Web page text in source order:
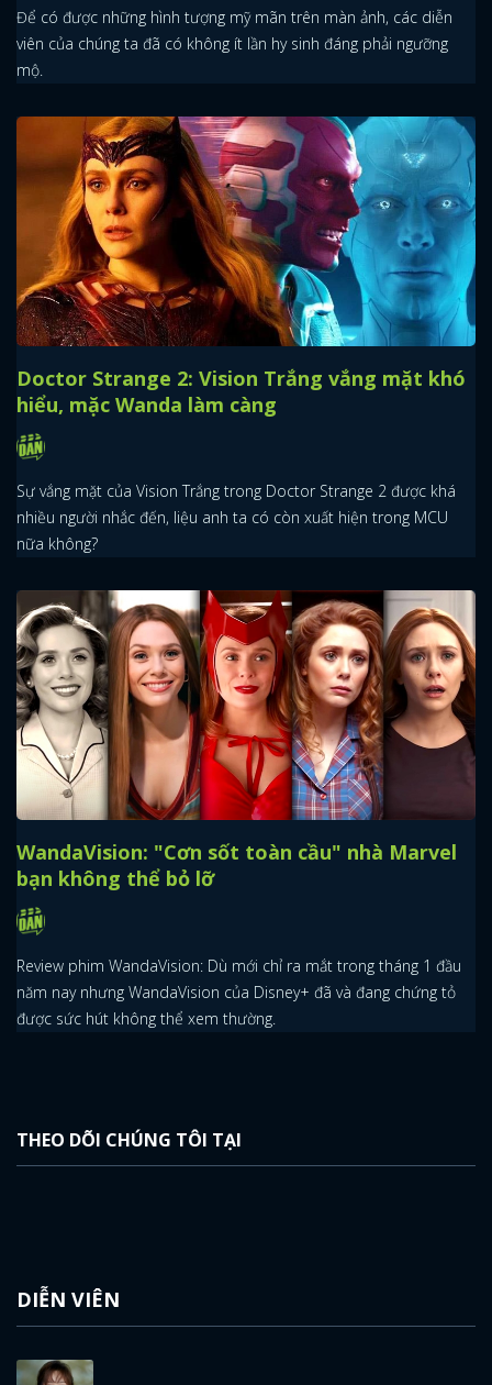
x
ĐĂNG NHẬP
FACEBOOK GOOGLE
Để có được những hình tượng mỹ mãn trên màn ảnh, các diễn
viên của chúng ta đã có không ít lần hy sinh đáng phải ngưỡng
mộ.
Doctor Strange 2: Vision Trắng vắng mặt khó
hiểu, mặc Wanda làm càng
Sự vắng mặt của Vision Trắng trong Doctor Strange 2 được khá
nhiều người nhắc đến, liệu anh ta có còn xuất hiện trong MCU
nữa không?
WandaVision: "Cơn sốt toàn cầu" nhà Marvel
bạn không thể bỏ lỡ
Review phim WandaVision: Dù mới chỉ ra mắt trong tháng 1 đầu
năm nay nhưng WandaVision của Disney+ đã và đang chứng tỏ
được sức hút không thể xem thường.
THEO DÕI CHÚNG TÔI TẠI
DIỄN VIÊN